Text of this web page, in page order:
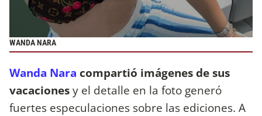
WANDA NARA
Wanda Nara compartió imágenes de sus
vacacionesy el detalle en la foto generó
fuertes especulaciones sobre las ediciones. A